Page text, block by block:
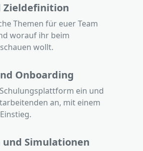
Zieldefinition
Themen für euer Team
worauf ihr beim
wollt.
Onboarding
ein und
an, mit einem
und Simulationen